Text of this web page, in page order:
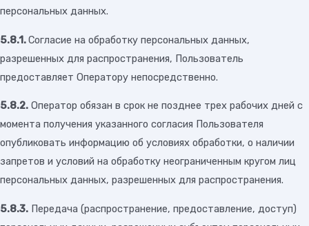
персональных данных.
5.8.1.Согласие на обработку персональных данных,
разрешенных для распространения, Пользователь
предоставляет Оператору непосредственно.
5.8.2. Оператор обязан в срок не позднее трех рабочих дней с
момента получения указанного согласия Пользователя
опубликовать информацию об условиях обработки, о наличии
запретов и условий на обработку неограниченным кругом лиц
персональных данных, разрешенных для распространения.
5.8.3. Передача (распространение, предоставление, доступ)